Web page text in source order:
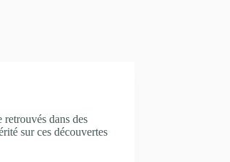
dans des
sur ces découvertes